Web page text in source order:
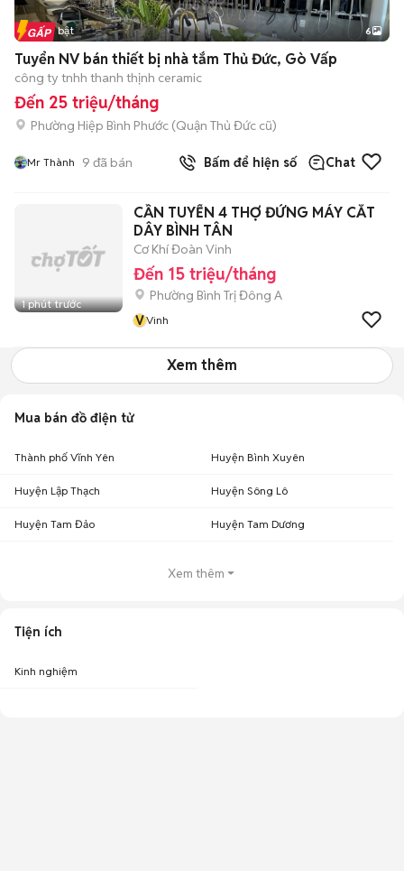
+2
Tin nổi bật 6
Tuyển NV bán thiết bị nhà tắm Thủ Đức, Gò Vấp
công ty tnhh thanh thịnh ceramic
Đến 25 triệu/tháng
Phường Hiệp Bình Phước (Quận Thủ Đức cũ)
Mr Thành 9 đã bán Bấm để hiện số Chat
1 phút trước
CẦN TUYỂN 4 THỢ ĐỨNG MÁY CẮT
DÂY BÌNH TÂN
Cơ Khí Đoàn Vinh
Đến 15 triệu/tháng
Phường Bình Trị Đông A
VVinh
Xem thêm
Mua bán đồ điện tử
Thành phố Vĩnh Yên Huyện Bình Xuyên
Huyện Lập Thạch Huyện Sông Lô
Huyện Tam Đảo Huyện Tam Dương
Xem thêm
Tiện ích
Kinh nghiệm